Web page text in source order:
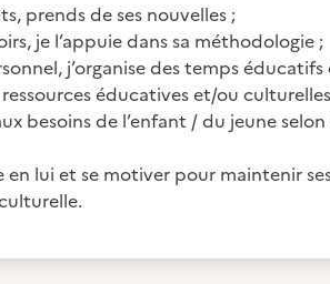
prends de ses nouvelles ;
je l’appuie dans sa méthodologie ;
j’organise des temps
éducatives et/ou
besoins de l’enfant / du jeune
en lui et se motiver pour maintenir